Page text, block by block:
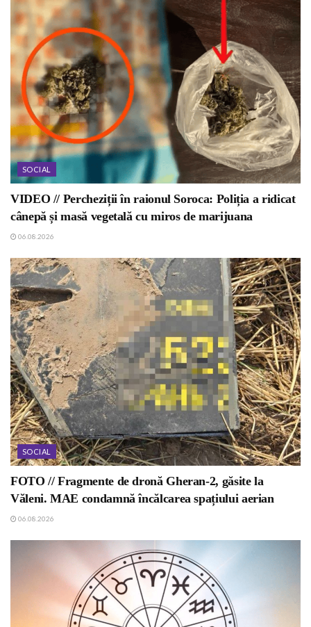
SOCIAL
VIDEO // Percheziții în raionul Soroca: Poliția a ridicat
cânepă și masă vegetală cu miros de marijuana
06.08.2026
SOCIAL
FOTO // Fragmente de dronă Gheran-2, găsite la
Văleni. MAE condamnă încălcarea spațiului aerian
06.08.2026